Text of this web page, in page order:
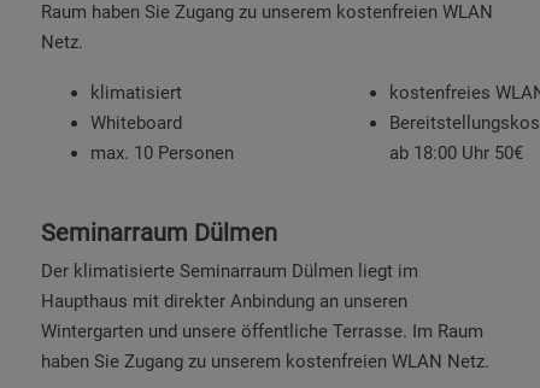
Raum haben Sie Zugang zu unserem kostenfreien WLAN
Netz.
klimatisiert
Whiteboard
max. 10 Personen
kostenfreies
ab 18:00 Uhr 50€
Seminarraum Dülmen
Der klimatisierte Seminarraum Dülmen liegt im
Haupthaus mit direkter Anbindung an unseren
Wintergarten und unsere öffentliche Terrasse. Im Raum
haben Sie Zugang zu unserem kostenfreien WLAN Netz.